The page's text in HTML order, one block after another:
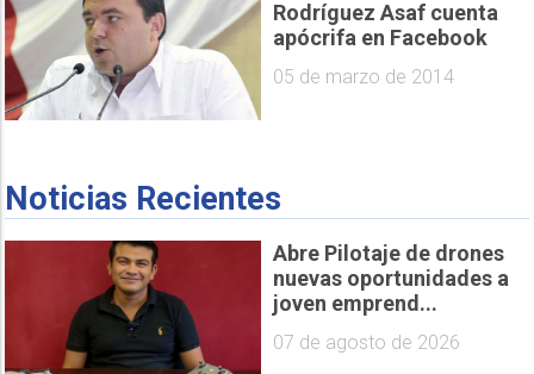
Rodríguez Asaf cuenta
apócrifa en Facebook
05 de marzo de 2014
Noticias Recientes
Abre Pilotaje de drones
nuevas oportunidades a
joven emprend...
07 de agosto de 2026